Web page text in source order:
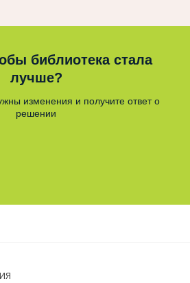
библиотека стала
лучше?
изменения и получите ответ о
решении